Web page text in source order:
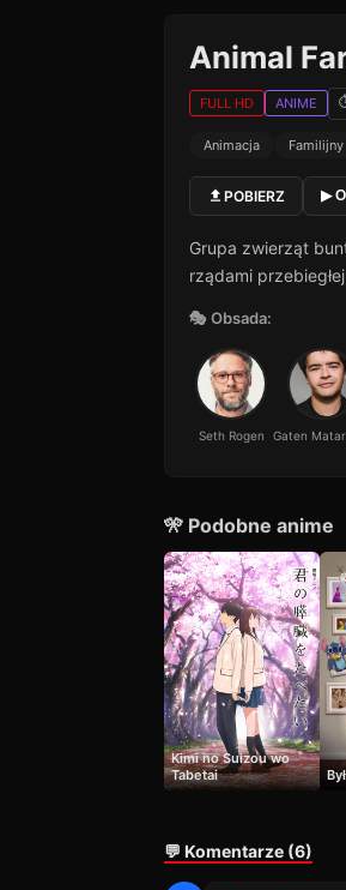
Animal
FULL HD ANIME
Animacja Familijny
POBIERZ ▶
Grupa zwierząt
rządami
🎭 Obsada:
Seth Rogen Gaten
🎌 Podobne anime
Kimi no Suizou wo
Tabetai
💬 Komentarze (6)